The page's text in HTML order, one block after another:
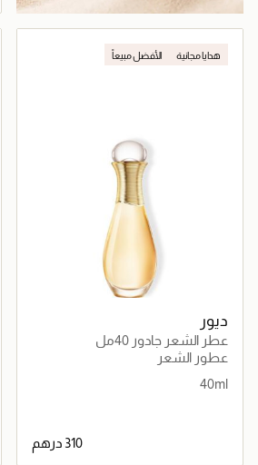
هدايا مجانية الأفضل مبيعاً
ديور
عطر الشعر جادور 40مل
عطور الشعر
40ml